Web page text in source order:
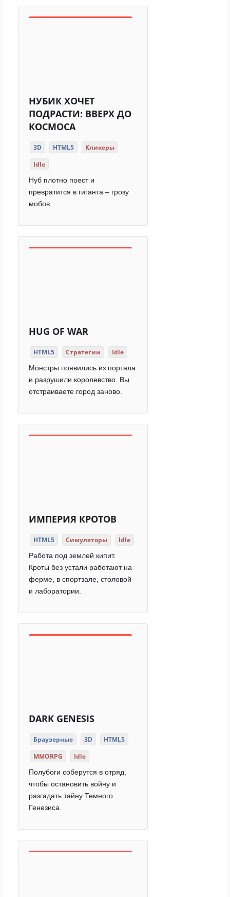
НУБИК ХОЧЕТ
ПОДРАСТИ: ВВЕРХ ДО
КОСМОСА
3D HTML5
Кликеры
Idle
Нуб плотно поест и
превратится в гиганта – грозу
мобов.
HUG OF WAR
HTML5 Стратегии Idle
Монстры появились из портала
и разрушили королевство. Вы
отстраиваете город заново.
ИМПЕРИЯ КРОТОВ
HTML5 Симуляторы Idle
Работа под землей кипит.
Кроты без устали работают на
ферме, в спортзале, столовой
и лаборатории.
DARK GENESIS
Браузерные 3D
HTML5
MMORPG
Idle
Полубоги соберутся в отряд,
чтобы остановить войну и
разгадать тайну Темного
Генезиса.